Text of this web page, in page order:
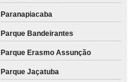
Paranapiacaba
Parque Bandeirantes
Parque Erasmo Assunção
Parque Jaçatuba